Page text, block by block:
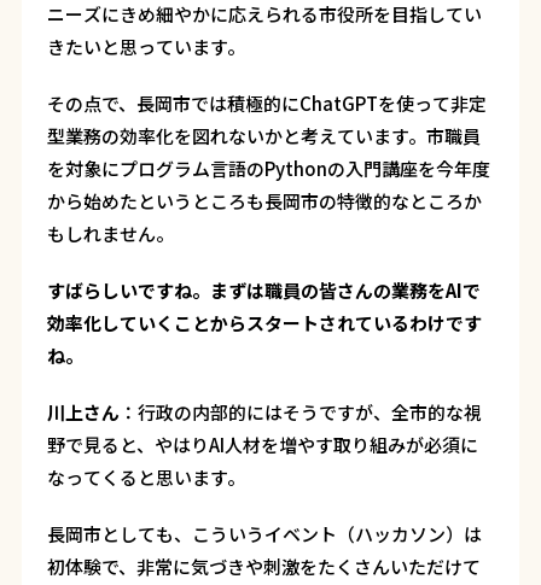
ニーズにきめ細やかに応えられる市役所を目指してい
きたいと思っています。
その点で、長岡市では積極的にChatGPTを使って非定
型業務の効率化を図れないかと考えています。市職員
を対象にプログラム言語のPythonの入門講座を今年度
から始めたというところも長岡市の特徴的なところか
もしれません。
――すばらしいですね。まずは職員の皆さんの業務をAIで
効率化していくことからスタートされているわけです
ね。
川上さん ： 行政の内部的にはそうですが、全市的な視
野で見ると、やはりAI人材を増やす取り組みが必須に
なってくると思います。
長岡市としても、こういうイベント（ハッカソン）は
初体験で、非常に気づきや刺激をたくさんいただけて